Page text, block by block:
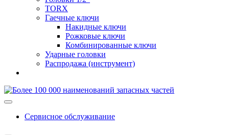
TORX
Гаечные ключи
Накидные ключи
Рожковые ключи
Комбинированные ключи
Ударные головки
Распродажа (инструмент)
Сервисное обслуживание